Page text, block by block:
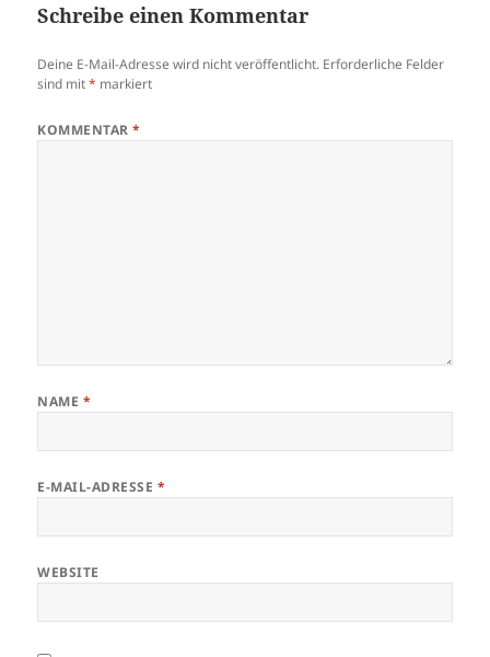
Schreibe einen Kommentar
Deine E-Mail-Adresse wird nicht veröffentlicht. Erforderliche Felder
sind mit* markiert
KOMMENTAR*
NAME *
E-MAIL-ADRESSE *
WEBSITE